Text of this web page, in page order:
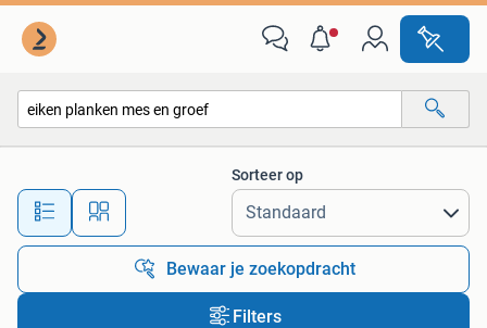
Alle afstanden…
Sorteer op
Bewaar je zoekopdracht
Filters